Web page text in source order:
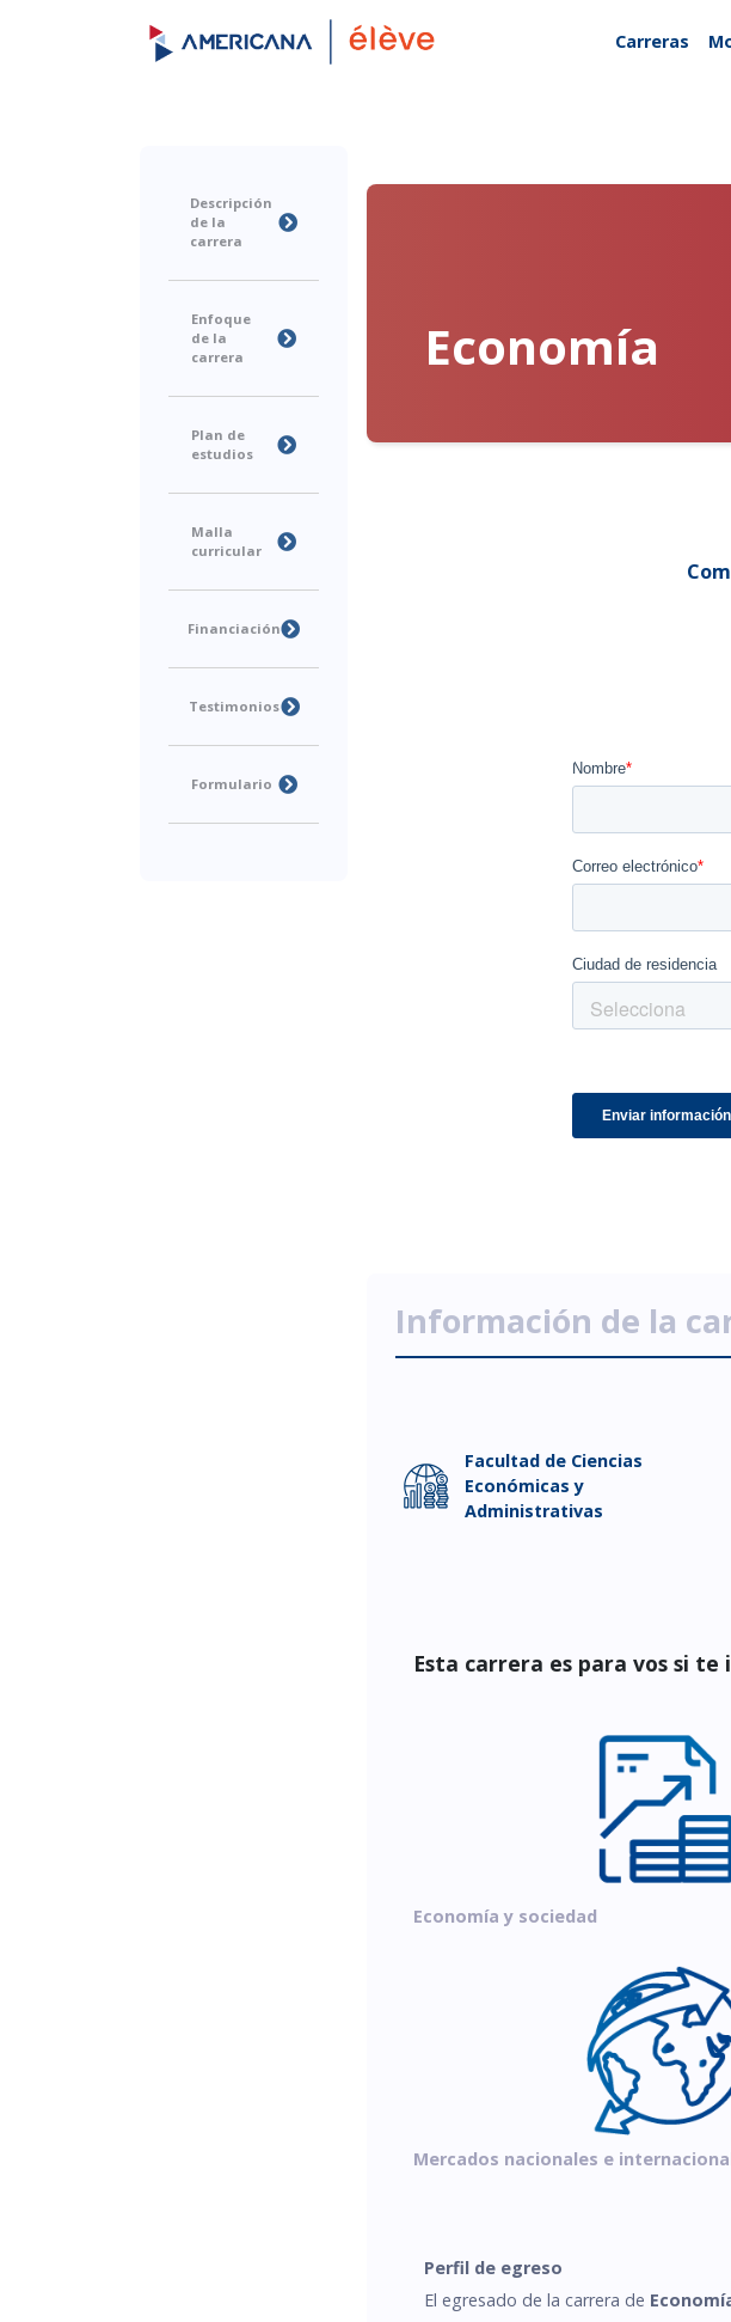
Carreras
Descripción
de la
carrera
Enfoque
de la
carrera
Plan de
estudios
Malla
curricular
Financiación
Testimonios
Formulario
Economía
Información de la
Facultad de Ciencias
Económicas y
Administrativas
Esta carrera es para vos si te
Economía y sociedad
Mercados nacionales e
Perfil de egreso
El egresado de la carrera de